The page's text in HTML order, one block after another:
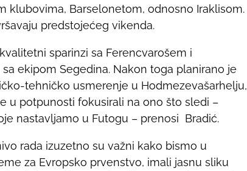
klubovima, Barselonetom, odnosno Iraklisom.
predstojećeg vikenda.
sparinzi sa Ferencvarošem i
ekipom Segedina. Nakon toga planirano je
tehničko usmerenje u Hodmezevašarhelju,
u potpunosti fokusirali na ono što sledi –
nastavljamo u Futogu – prenosi Bradić.
rada izuzetno su važni kako bismo u
za Evropsko prvenstvo, imali jasnu sliku